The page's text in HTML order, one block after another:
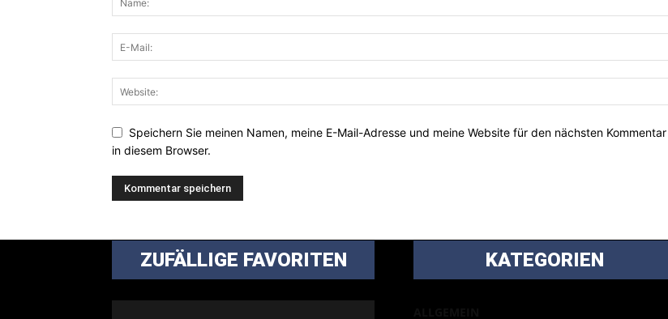
Speichern Sie meinen Namen, meine E-Mail-Adresse und meine Website für den nächsten Kommentar
in diesem Browser.
ZUFÄLLIGE FAVORITEN KATEGORIEN